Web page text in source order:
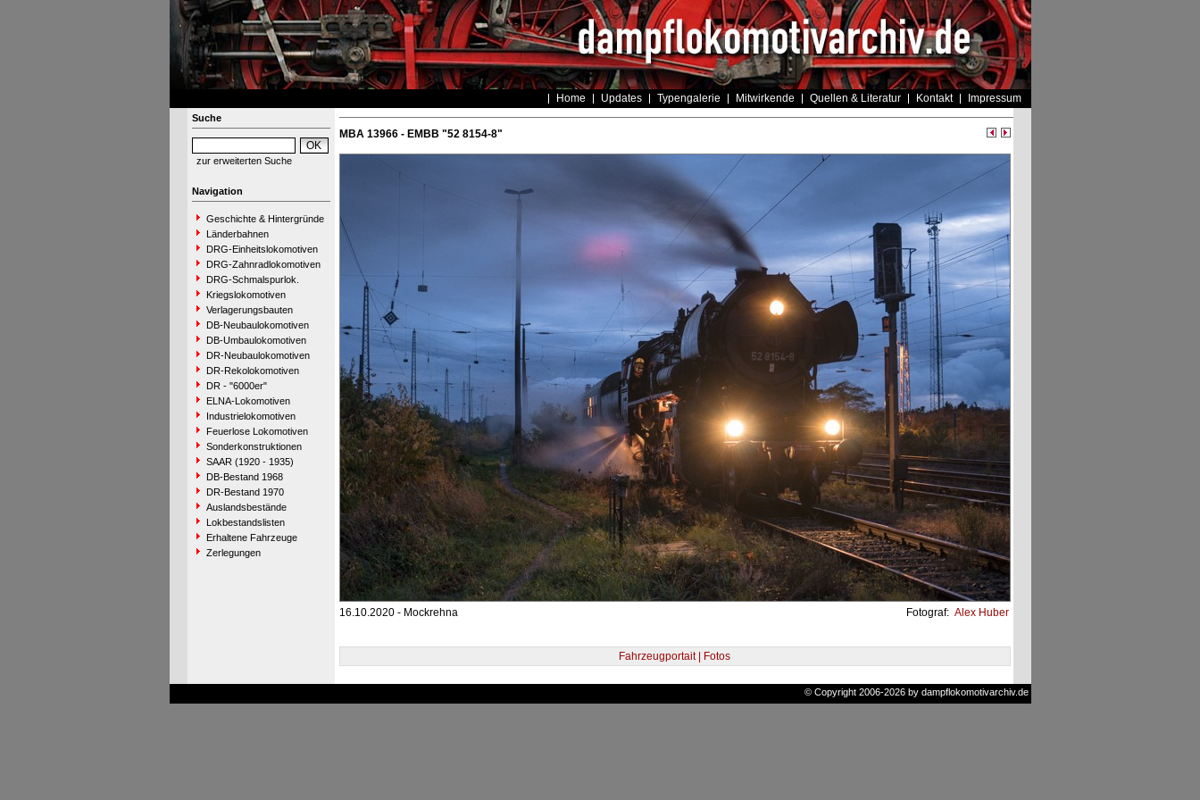
Home Updates Typengalerie Mitwirkende Quellen & Literatur Kontakt Impressum
Suche
zur erweiterten Suche
Navigation
Geschichte & Hintergründe
Länderbahnen
DRG-Einheitslokomotiven
DRG-Zahnradlokomotiven
DRG-Schmalspurlok.
Kriegslokomotiven
Verlagerungsbauten
DB-Neubaulokomotiven
DB-Umbaulokomotiven
DR-Neubaulokomotiven
DR-Rekolokomotiven
DR - "6000er"
ELNA-Lokomotiven
Industrielokomotiven
Feuerlose Lokomotiven
Sonderkonstruktionen
SAAR (1920 - 1935)
DB-Bestand 1968
DR-Bestand 1970
Auslandsbestände
Lokbestandslisten
Erhaltene Fahrzeuge
Zerlegungen
MBA 13966 - EMBB "52 8154-8"
16.10.2020 - Mockrehna Fotograf: Alex Huber
Fahrzeugportait | Fotos
© Copyright 2006-2026 by dampflokomotivarchiv.de